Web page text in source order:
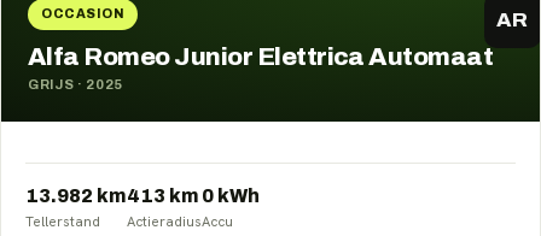
OCCASION AR
Alfa Romeo Junior Elettrica Automaat
GRIJS · 2025
13.982 km
Tellerstand
413 km
Actieradius
0 kWh
Accu